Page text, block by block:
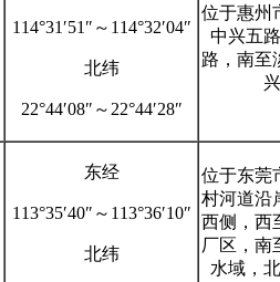
114°31′51″～114°32′04″
北纬
22°44′08″～22°44′28″
位于惠州
中兴五
路，南至
东经
113°35′40″～113°36′10″
北纬
位于东莞
村河道沿
西侧，西
厂区，南
水域，